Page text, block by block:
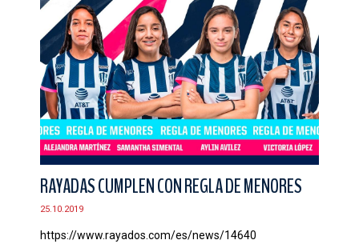
RAYADAS CUMPLEN CON REGLA DE MENORES
25.10.2019
https://www.rayados.com/es/news/14640